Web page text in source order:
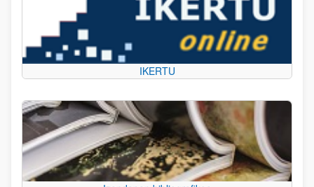
IKERTU